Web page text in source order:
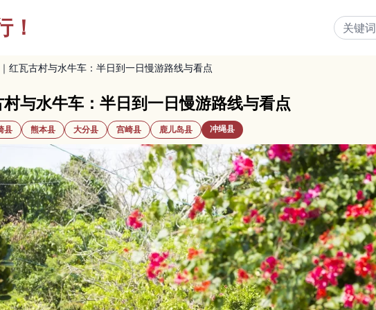
！
红瓦古村与水牛车：半日到一日慢游路线与看点
与水牛车：半日到一日慢游路线与看点
县 熊本县 大分县 宫崎县 鹿儿岛县 冲绳县